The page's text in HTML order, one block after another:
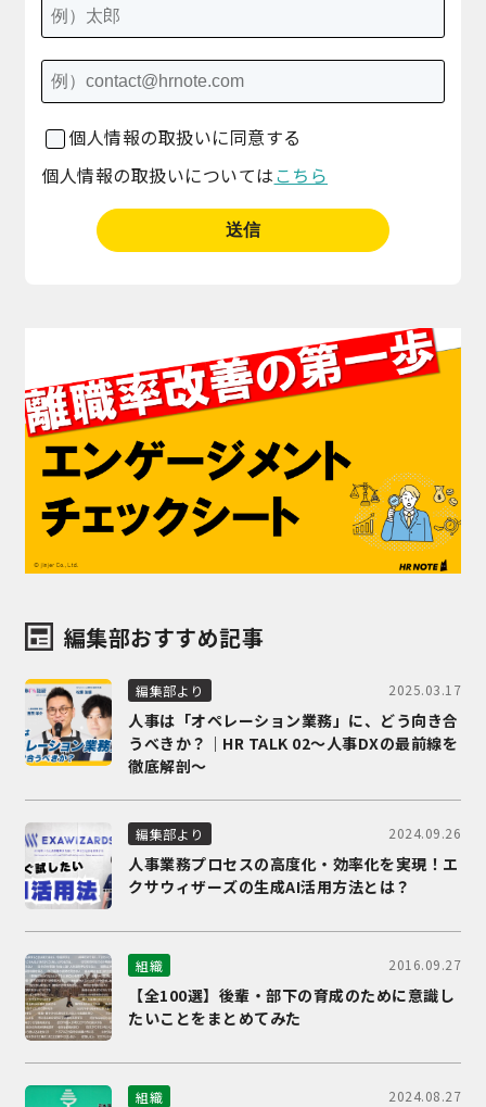
個人情報の取扱いに同意する
個人情報の取扱いについては こちら
編集部おすすめ記事
編集部より 2025.03.17
人事は「オペレーション業務」に、どう向き合
うべきか？｜HR TALK 02～人事DXの最前線を
徹底解剖～
編集部より 2024.09.26
人事業務プロセスの高度化・効率化を実現！エ
クサウィザーズの生成AI活用方法とは？
組織 2016.09.27
【全100選】後輩・部下の育成のために意識し
たいことをまとめてみた
組織 2024.08.27